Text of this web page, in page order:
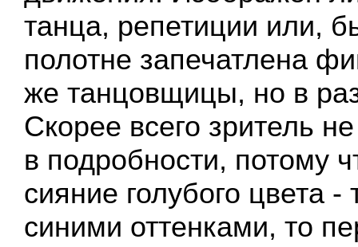
танца, репетиции или,
полотне запечатлена
же танцовщицы, но в
Скорее всего зритель
в подробности, потому
сияние голубого цвета
синими оттенками, то